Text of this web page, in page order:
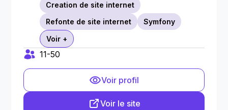
Creation de site internet
Refonte de site internet
Symfony
Voir +
11-50
Voir profil
Voir le site